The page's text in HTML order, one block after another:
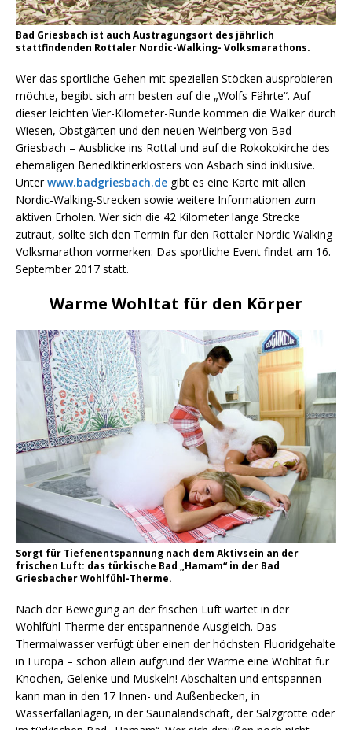
Bad Griesbach ist auch Austragungsort des jährlich
stattfindenden Rottaler Nordic-Walking- Volksmarathons.
Wer das sportliche Gehen mit speziellen Stöcken ausprobieren
möchte, begibt sich am besten auf die „Wolfs Fährte“. Auf
dieser leichten Vier-Kilometer-Runde kommen die Walker durch
Wiesen, Obstgärten und den neuen Weinberg von Bad
Griesbach – Ausblicke ins Rottal und auf die Rokokokirche des
ehemaligen Benediktinerklosters von Asbach sind inklusive.
Unterwww.badgriesbach.de gibt es eine Karte mit allen
Nordic-Walking-Strecken sowie weitere Informationen zum
aktiven Erholen. Wer sich die 42 Kilometer lange Strecke
zutraut, sollte sich den Termin für den Rottaler Nordic Walking
Volksmarathon vormerken: Das sportliche Event findet am 16.
September 2017 statt.
Warme Wohltat für den Körper
Sorgt für Tiefenentspannung nach dem Aktivsein an der
frischen Luft: das türkische Bad „Hamam“ in der Bad
Griesbacher Wohlfühl-Therme.
Nach der Bewegung an der frischen Luft wartet in der
Wohlfühl-Therme der entspannende Ausgleich. Das
Thermalwasser verfügt über einen der höchsten Fluoridgehalte
in Europa – schon allein aufgrund der Wärme eine Wohltat für
Knochen, Gelenke und Muskeln! Abschalten und entspannen
kann man in den 17 Innen- und Außenbecken, in
Wasserfallanlagen, in der Saunalandschaft, der Salzgrotte oder